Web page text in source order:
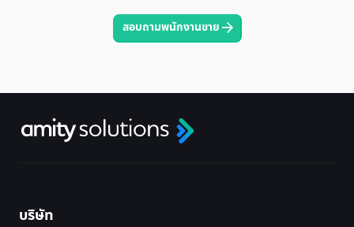
สอบถามพนักงานขาย
บริษัท